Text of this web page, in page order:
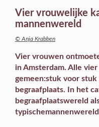
Vier vrouwelijke
mannenwereld
© Anja Krabben
Vier vrouwen
in Amsterdam. Alle
gemeen:stuk voor
begraafplaats. In het
begraafplaatswereld